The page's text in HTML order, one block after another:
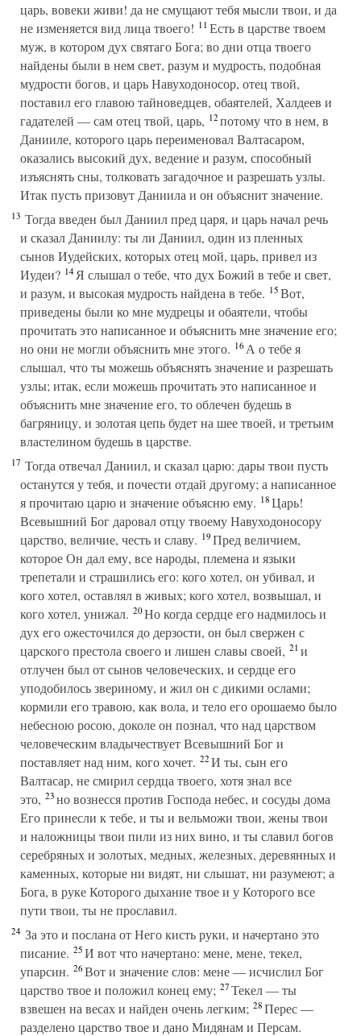
царь, вовеки живи! да не смущают тебя мысли твои, и да
не изменяется вид лица твоего! 11Есть в царстве твоем
муж, в котором дух святаго Бога; во дни отца твоего
найдены были в нем свет, разум и мудрость, подобная
мудрости богов, и царь Навуходоносор, отец твой,
поставил его главою тайноведцев, обаятелей, Халдеев и
гадателей — сам отец твой, царь, 12потому что в нем, в
Данииле, которого царь переименовал Валтасаром,
оказались высокий дух, ведение и разум, способный
изъяснять сны, толковать загадочное и разрешать узлы.
Итак пусть призовут Даниила и он объяснит значение.
13 Тогда введен был Даниил пред царя, и царь начал речь
и сказал Даниилу: ты ли Даниил, один из пленных
сынов Иудейских, которых отец мой, царь, привел из
Иудеи? 14Я слышал о тебе, что дух Божий в тебе и свет,
и разум, и высокая мудрость найдена в тебе. 15Вот,
приведены были ко мне мудрецы и обаятели, чтобы
прочитать это написанное и объяснить мне значение его;
но они не могли объяснить мне этого. 16А о тебе я
слышал, что ты можешь объяснять значение и разрешать
узлы; итак, если можешь прочитать это написанное и
объяснить мне значение его, то облечен будешь в
багряницу, и золотая цепь будет на шее твоей, и третьим
властелином будешь в царстве.
17 Тогда отвечал Даниил, и сказал царю: дары твои пусть
останутся у тебя, и почести отдай другому; а написанное
я прочитаю царю и значение объясню ему. 18Царь!
Всевышний Бог даровал отцу твоему Навуходоносору
царство, величие, честь и славу. 19Пред величием,
которое Он дал ему, все народы, племена и языки
трепетали и страшились его: кого хотел, он убивал, и
кого хотел, оставлял в живых; кого хотел, возвышал, и
кого хотел, унижал. 20Но когда сердце его надмилось и
дух его ожесточился до дерзости, он был свержен с
царского престола своего и лишен славы своей, 21и
отлучен был от сынов человеческих, и сердце его
уподобилось звериному, и жил он с дикими ослами;
кормили его травою, как вола, и тело его орошаемо было
небесною росою, доколе он познал, что над царством
человеческим владычествует Всевышний Бог и
поставляет над ним, кого хочет. 22И ты, сын его
Валтасар, не смирил сердца твоего, хотя знал все
это, 23но вознесся против Господа небес, и сосуды дома
Его принесли к тебе, и ты и вельможи твои, жены твои
и наложницы твои пили из них вино, и ты славил богов
серебряных и золотых, медных, железных, деревянных и
каменных, которые ни видят, ни слышат, ни разумеют; а
Бога, в руке Которого дыхание твое и у Которого все
пути твои, ты не прославил.
24 За это и послана от Него кисть руки, и начертано это
писание. 25И вот что начертано: мене, мене, текел,
упарсин. 26Вот и значение слов: мене — исчислил Бог
царство твое и положил конец ему; 27Текел — ты
взвешен на весах и найден очень легким; 28Перес —
разделено царство твое и дано Мидянам и Персам.